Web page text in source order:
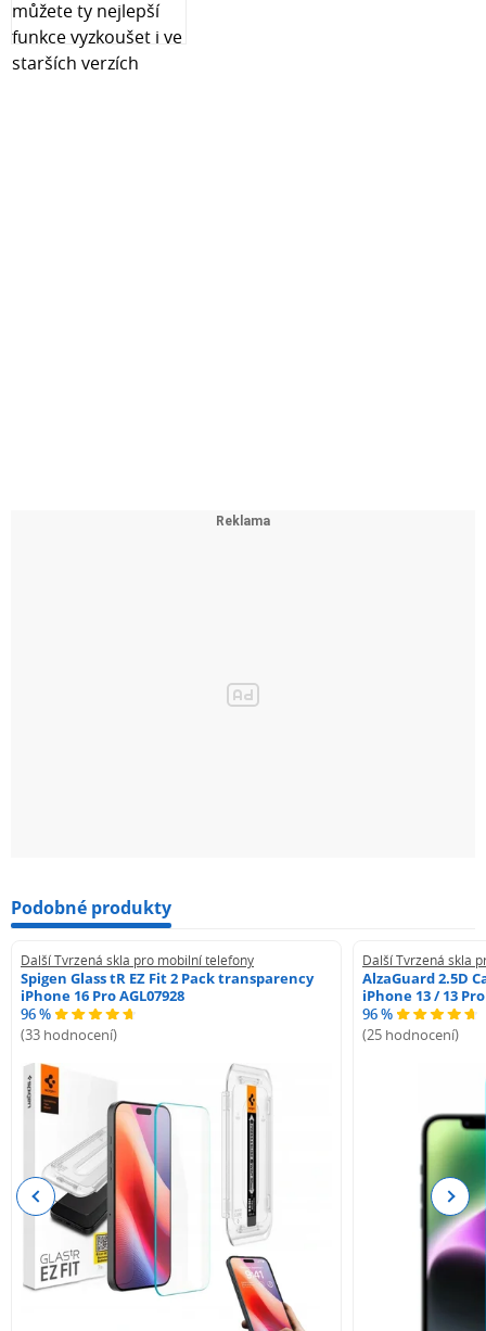
Podobné produkty
Další Tvrzená skla pro mobilní telefony
Spigen Glass tR EZ Fit 2 Pack transparency
iPhone 16 Pro AGL07928
96 %
(33 hodnocení)
Další Tvrzená skla
AlzaGuard 2.5D
iPhone 13 / 13 Pro
96 %
(25 hodnocení)
Previous Next